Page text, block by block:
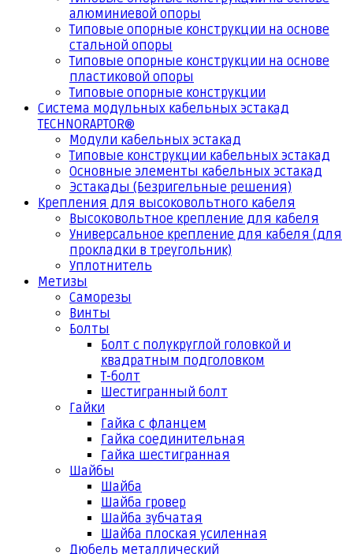
алюминиевой опоры
Типовые опорные конструкции на основе
стальной опоры
Типовые опорные конструкции на основе
пластиковой опоры
Типовые опорные конструкции
Система модульных кабельных эстакад
TECHNORAPTOR®
Модули кабельных эстакад
Типовые конструкции кабельных эстакад
Основные элементы кабельных эстакад
Эстакады (Безригельные решения)
Крепления для высоковольтного кабеля
Высоковольтное крепление для кабеля
Универсальное крепление для кабеля (для
прокладки в треугольник)
Уплотнитель
Метизы
Саморезы
Винты
Болты
Болт с полукруглой головкой и
квадратным подголовком
Т-болт
Шестигранный болт
Гайки
Гайка с фланцем
Гайка соединительная
Гайка шестигранная
Шайбы
Шайба
Шайба гровер
Шайба зубчатая
Шайба плоская усиленная
Дюбель металлический